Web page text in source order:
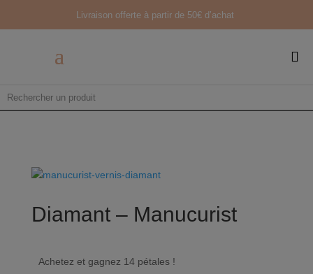
Livraison offerte à partir de 50€ d’achat

Diamant – Manucurist
Achetez et gagnez 14 pétales !